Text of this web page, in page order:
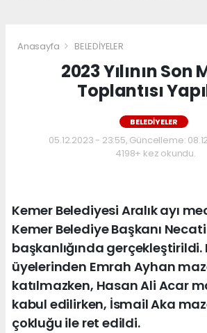
Anasayfa BELEDİYELER
2023 Yılının Son
Toplantısı
BELEDİYELER
05.12.2023 - 23:55, Güncelleme:
4198+ kez okundu.
Kemer Belediyesi Aralık ayı
Kemer Belediye Başkanı
başkanlığında gerçekleştirildi.
üyelerinden Emrah Ayhan
katılmazken, Hasan Ali Acar
kabul edilirken, İsmail Aka
çokluğu ile ret edildi.